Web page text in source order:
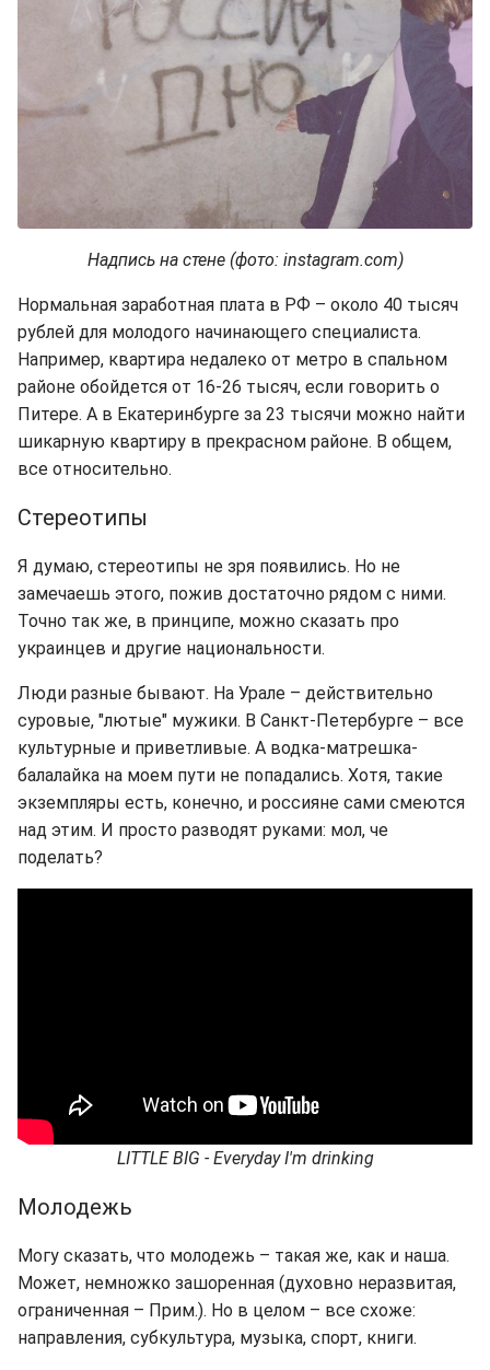
Надпись на стене (фото: instagram.com)
Нормальная заработная плата в РФ – около 40 тысяч
рублей для молодого начинающего специалиста.
Например, квартира недалеко от метро в спальном
районе обойдется от 16-26 тысяч, если говорить о
Питере. А в Екатеринбурге за 23 тысячи можно найти
шикарную квартиру в прекрасном районе. В общем,
все относительно.
Стереотипы
Я думаю, стереотипы не зря появились. Но не
замечаешь этого, пожив достаточно рядом с ними.
Точно так же, в принципе, можно сказать про
украинцев и другие национальности.
Люди разные бывают. На Урале – действительно
суровые, "лютые" мужики. В Санкт-Петербурге – все
культурные и приветливые. А водка-матрешка-
балалайка на моем пути не попадались. Хотя, такие
экземпляры есть, конечно, и россияне сами смеются
над этим. И просто разводят руками: мол, че
поделать?
LITTLE BIG - Everyday I'm drinking
Молодежь
Могу сказать, что молодежь – такая же, как и наша.
Может, немножко зашоренная (духовно неразвитая,
ограниченная – Прим.). Но в целом – все схоже:
направления, субкультура, музыка, спорт, книги.